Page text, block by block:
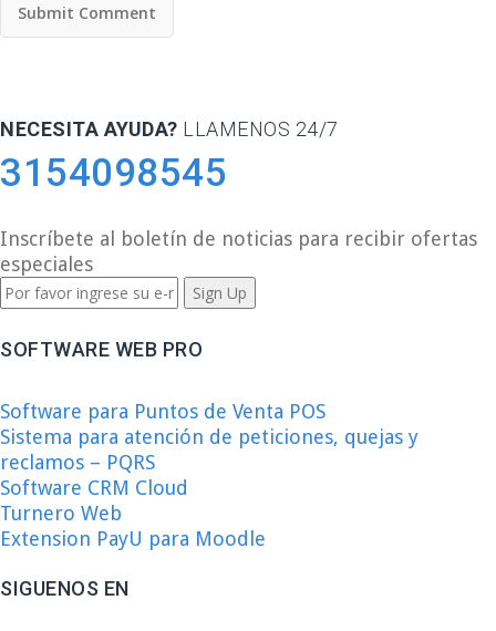
NECESITA AYUDA? LLAMENOS 24/7
3154098545
Inscríbete al boletín de noticias para recibir ofertas
especiales
SOFTWARE WEB PRO
Software para Puntos de Venta POS
Sistema para atención de peticiones, quejas y
reclamos – PQRS
Software CRM Cloud
Turnero Web
Extension PayU para Moodle
SIGUENOS EN